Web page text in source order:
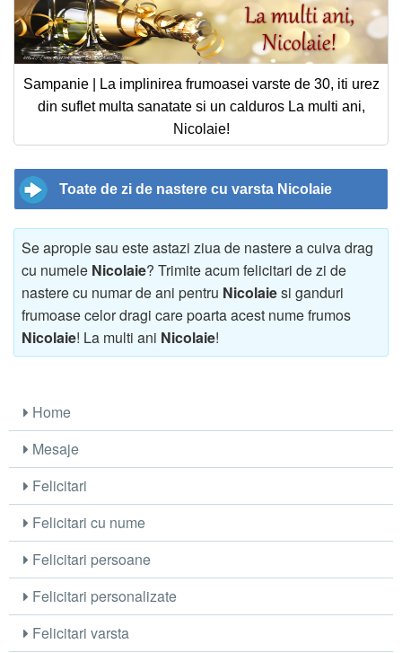
Sampanie | La implinirea frumoasei varste de 30, iti urez
din suflet multa sanatate si un calduros La multi ani,
Nicolaie!
Toate de zi de nastere cu varsta Nicolaie
Se apropie sau este astazi ziua de nastere a cuiva drag
cu numele Nicolaie? Trimite acum felicitari de zi de
nastere cu numar de ani pentru Nicolaiesi ganduri
frumoase celor dragi care poarta acest nume frumos
Nicolaie! La multi ani Nicolaie!
Home
Mesaje
Felicitari
Felicitari cu nume
Felicitari persoane
Felicitari personalizate
Felicitari varsta